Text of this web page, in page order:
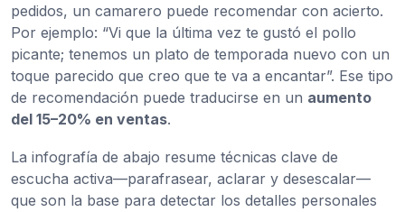
pedidos, un camarero puede recomendar con acierto.
Por ejemplo: “Vi que la última vez te gustó el pollo
picante; tenemos un plato de temporada nuevo con un
toque parecido que creo que te va a encantar”. Ese tipo
de recomendación puede traducirse en un aumento
del 15–20% en ventas.
La infografía de abajo resume técnicas clave de
escucha activa—parafrasear, aclarar y desescalar—
que son la base para detectar los detalles personales